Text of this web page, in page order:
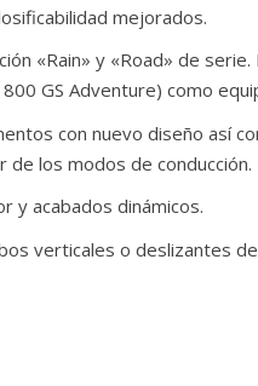
mejorados.
«Rain» y «Road» de
GS Adventure) como
con nuevo diseño así
de los modos de conducción.
y acabados dinámicos.
verticales o deslizantes